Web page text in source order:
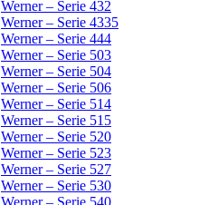
Werner – Serie 432
Werner – Serie 4335
Werner – Serie 444
Werner – Serie 503
Werner – Serie 504
Werner – Serie 506
Werner – Serie 514
Werner – Serie 515
Werner – Serie 520
Werner – Serie 523
Werner – Serie 527
Werner – Serie 530
Werner – Serie 540